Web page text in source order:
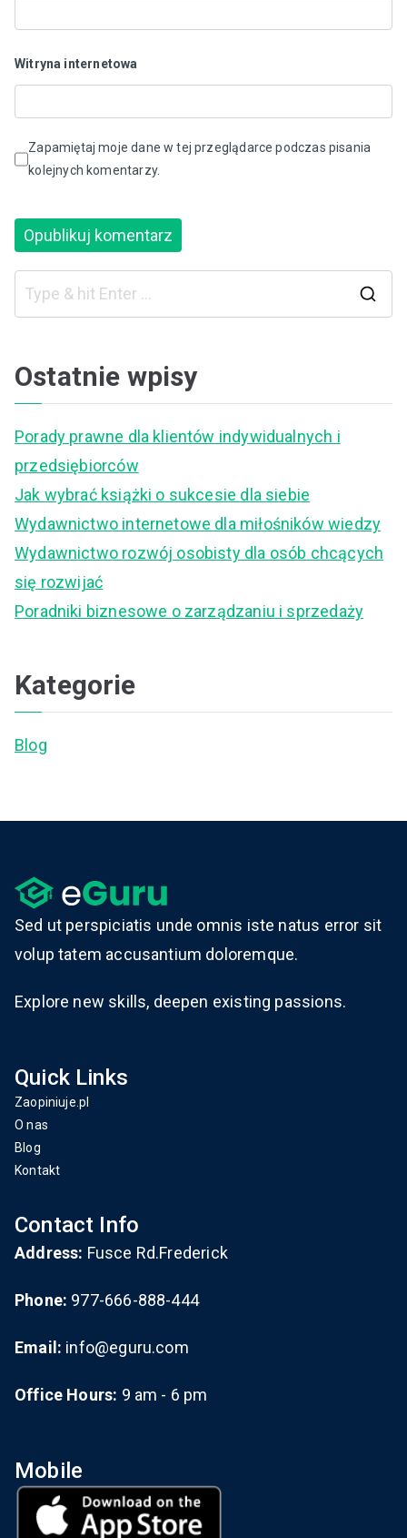
Witryna internetowa
Zapamiętaj moje dane w tej przeglądarce podczas pisania
kolejnych komentarzy.
Ostatnie wpisy
Porady prawne dla klientów indywidualnych i
przedsiębiorców
Jak wybrać książki o sukcesie dla siebie
Wydawnictwo internetowe dla miłośników wiedzy
Wydawnictwo rozwój osobisty dla osób chcących
się rozwijać
Poradniki biznesowe o zarządzaniu i sprzedaży
Kategorie
Blog
Sed ut perspiciatis unde omnis iste natus error sit
volup tatem accusantium doloremque.
Explore new skills, deepen existing passions.
Quick Links
Zaopiniuje.pl
O nas
Blog
Kontakt
Contact Info
Address: Fusce Rd.Frederick
Phone: 977-666-888-444
Email: info@eguru.com
Office Hours: 9 am - 6 pm
Mobile